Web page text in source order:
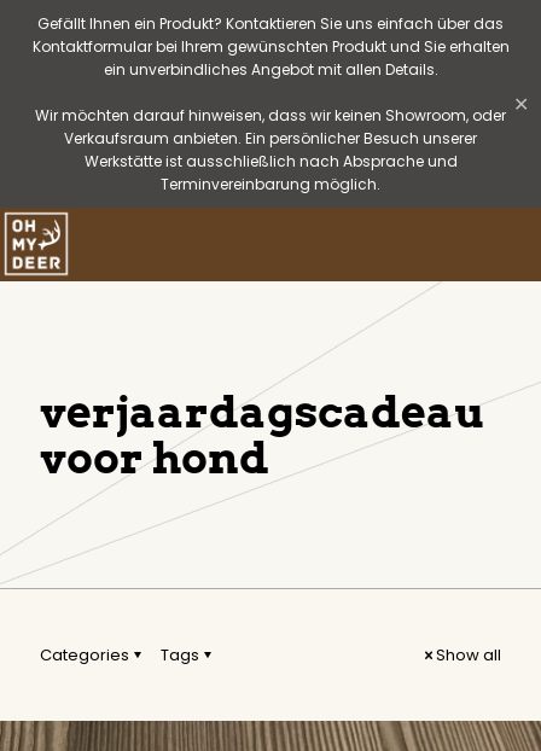
Gefällt Ihnen ein Produkt? Kontaktieren Sie uns einfach über das
Kontaktformular bei Ihrem gewünschten Produkt und Sie erhalten
ein unverbindliches Angebot mit allen Details.
Wir möchten darauf hinweisen, dass wir keinen Showroom, oder
Verkaufsraum anbieten. Ein persönlicher Besuch unserer
Werkstätte ist ausschließlich nach Absprache und
Terminvereinbarung möglich.
✕
verjaardagscadeau
voor hond
Categories Tags Show all